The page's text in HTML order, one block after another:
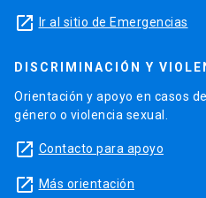
launch Ir al sitio de Emergencias
DISCRIMINACIÓN Y
Orientación y apoyo en casos
género o violencia sexual.
launch Contacto para apoyo
launch Más orientación